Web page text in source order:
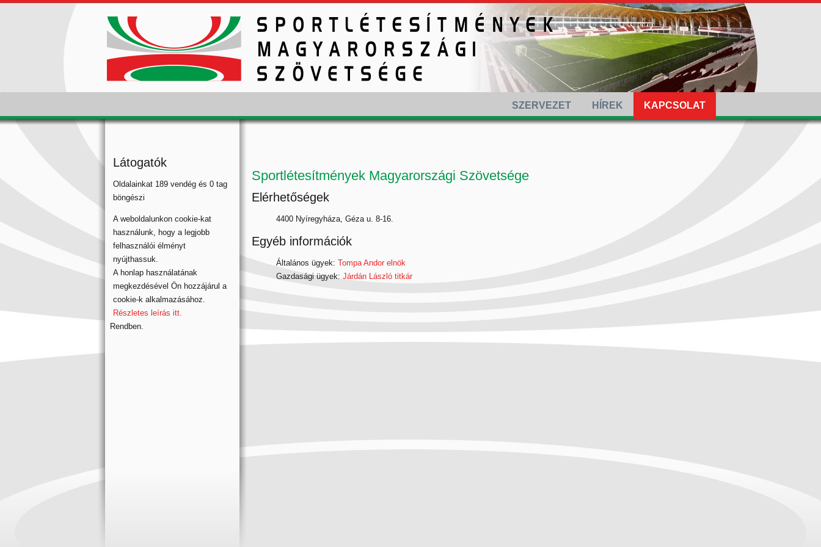
SZERVEZET HÍREK KAPCSOLAT
Látogatók
Oldalainkat 189 vendég és 0 tag
böngészi
A weboldalunkon cookie-kat
használunk, hogy a legjobb
felhasználói élményt
nyújthassuk.
A honlap használatának
megkezdésével Ön hozzájárul a
cookie-k alkalmazásához.
Részletes leírás itt.
Rendben.
Sportlétesítmények Magyarországi Szövetsége
Elérhetőségek
4400 Nyíregyháza, Géza u. 8-16.
Egyéb információk
Általános ügyek: Tompa Andor elnök
Gazdasági ügyek: Járdán László titkár